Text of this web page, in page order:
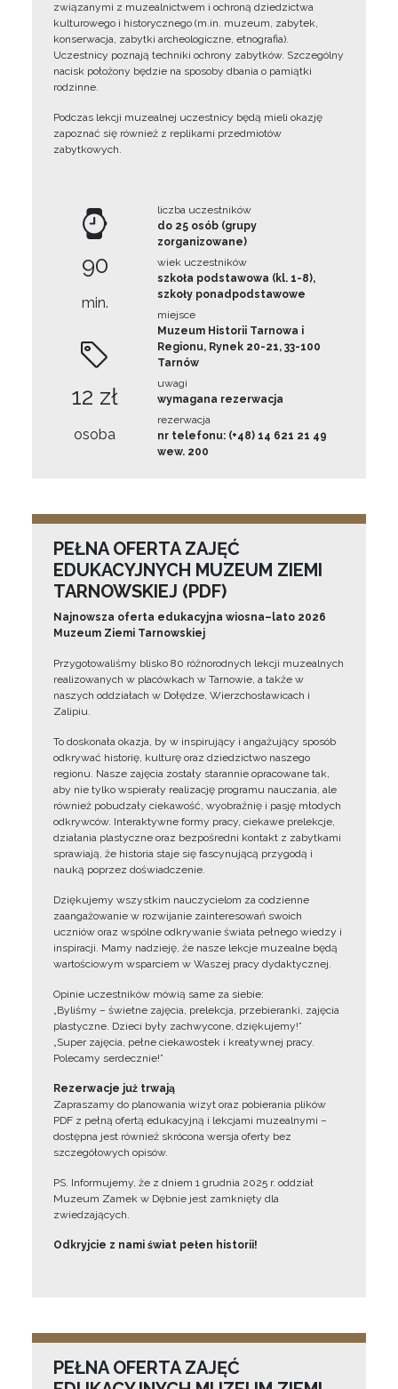
związanymi z muzealnictwem i ochroną dziedzictwa
kulturowego i historycznego (m.in. muzeum, zabytek,
konserwacja, zabytki archeologiczne, etnografia).
Uczestnicy poznają techniki ochrony zabytków. Szczególny
nacisk położony będzie na sposoby dbania o pamiątki
rodzinne.
Podczas lekcji muzealnej uczestnicy będą mieli okazję
zapoznać się również z replikami przedmiotów
zabytkowych.
90
min.
12 zł
osoba
liczba uczestników
do 25 osób (grupy
zorganizowane)
wiek uczestników
szkoła podstawowa (kl. 1-8),
szkoły ponadpodstawowe
miejsce
Muzeum Historii Tarnowa i
Regionu, Rynek 20-21, 33-100
Tarnów
uwagi
wymagana rezerwacja
rezerwacja
nr telefonu: (+48) 14 621 21 49
wew. 200
PEŁNA OFERTA ZAJĘĆ
EDUKACYJNYCH MUZEUM ZIEMI
TARNOWSKIEJ (PDF)
Najnowsza oferta edukacyjna wiosna–lato 2026
Muzeum Ziemi Tarnowskiej
Przygotowaliśmy blisko 80 różnorodnych lekcji muzealnych
realizowanych w placówkach w Tarnowie, a także w
naszych oddziałach w Dołędze, Wierzchosławicach i
Zalipiu.
To doskonała okazja, by w inspirujący i angażujący sposób
odkrywać historię, kulturę oraz dziedzictwo naszego
regionu. Nasze zajęcia zostały starannie opracowane tak,
aby nie tylko wspierały realizację programu nauczania, ale
również pobudzały ciekawość, wyobraźnię i pasję młodych
odkrywców. Interaktywne formy pracy, ciekawe prelekcje,
działania plastyczne oraz bezpośredni kontakt z zabytkami
sprawiają, że historia staje się fascynującą przygodą i
nauką poprzez doświadczenie.
Dziękujemy wszystkim nauczycielom za codzienne
zaangażowanie w rozwijanie zainteresowań swoich
uczniów oraz wspólne odkrywanie świata pełnego wiedzy i
inspiracji. Mamy nadzieję, że nasze lekcje muzealne będą
wartościowym wsparciem w Waszej pracy dydaktycznej.
Opinie uczestników mówią same za siebie:
„Byliśmy – świetne zajęcia, prelekcja, przebieranki, zajęcia
plastyczne. Dzieci były zachwycone, dziękujemy!”
„Super zajęcia, pełne ciekawostek i kreatywnej pracy.
Polecamy serdecznie!”
Rezerwacje już trwają
Zapraszamy do planowania wizyt oraz pobierania plików
PDF z pełną ofertą edukacyjną i lekcjami muzealnymi –
dostępna jest również skrócona wersja oferty bez
szczegółowych opisów.
PS. Informujemy, że z dniem 1 grudnia 2025 r. oddział
Muzeum Zamek w Dębnie jest zamknięty dla
zwiedzających.
Odkryjcie z nami świat pełen historii!
PEŁNA OFERTA ZAJĘĆ